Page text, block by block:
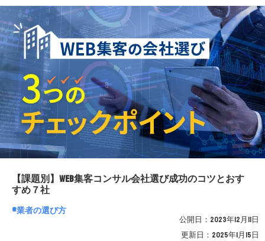
【課題別】WEB集客コンサル会社選び成功のコツとおす
すめ７社
業者の選び方
公開日： 2023年12月11日
更新日： 2025年1月15日